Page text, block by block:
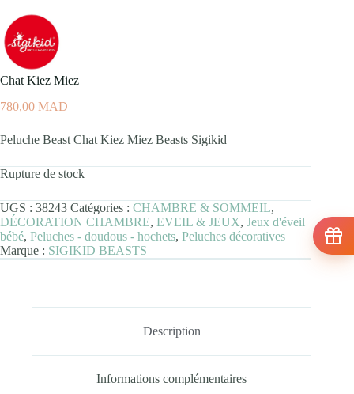
Chat Kiez Miez
780,00 MAD
Peluche Beast Chat Kiez Miez Beasts Sigikid
Rupture de stock
UGS : 38243 Catégories : CHAMBRE & SOMMEIL,
DÉCORATION CHAMBRE, EVEIL & JEUX, Jeux d'éveil
bébé, Peluches - doudous - hochets, Peluches décoratives
Marque : SIGIKID BEASTS
Description
Informations complémentaires